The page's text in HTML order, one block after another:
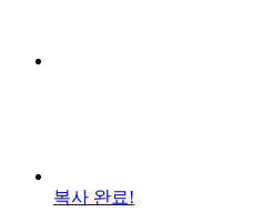
복사 완료!